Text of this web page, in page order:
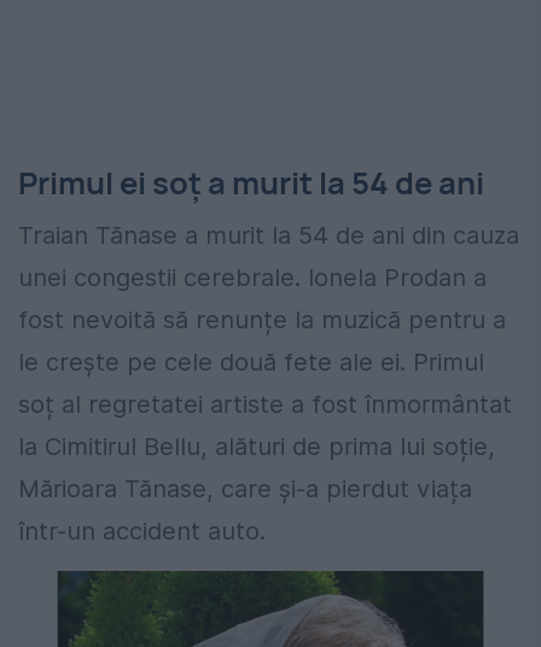
Primul ei soț a murit la 54 de ani
Traian Tănase a murit la 54 de ani din cauza
unei congestii cerebrale. Ionela Prodan a
fost nevoită să renunțe la muzică pentru a
le crește pe cele două fete ale ei. Primul
soț al regretatei artiste a fost înmormântat
la Cimitirul Bellu, alături de prima lui soție,
Mărioara Tănase, care și-a pierdut viața
într-un accident auto.